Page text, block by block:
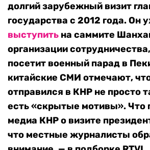
долгий зарубежный визит
государства с 2012 года. Он
выступить на саммите
организации
посетит военный парад в
китайские СМИ отмечают,
отправился в КНР не просто
есть «скрытые мотивы». Что
медиа КНР о визите
что местные журналисты